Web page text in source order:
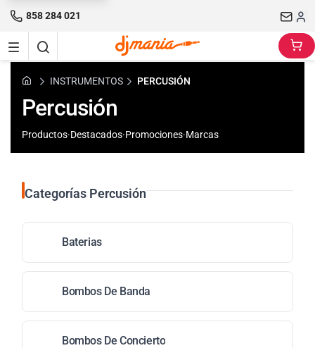
858 284 021
INSTRUMENTOS PERCUSIÓN
Percusión
Productos·Destacados·Promociones·Marcas
Categorías Percusión
Baterias
Bombos De Banda
Bombos De Concierto